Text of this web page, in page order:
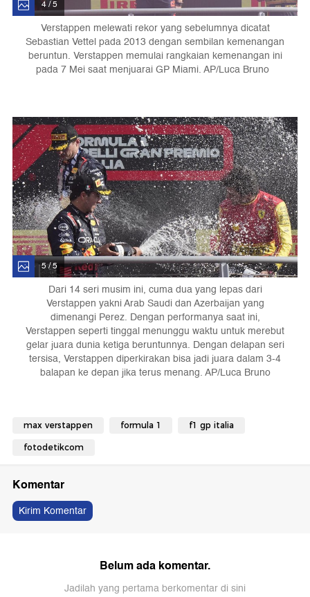
4 / 5
Verstappen melewati rekor yang sebelumnya dicatat
Sebastian Vettel pada 2013 dengan sembilan kemenangan
beruntun. Verstappen memulai rangkaian kemenangan ini
pada 7 Mei saat menjuarai GP Miami. AP/Luca Bruno
5 / 5
Dari 14 seri musim ini, cuma dua yang lepas dari
Verstappen yakni Arab Saudi dan Azerbaijan yang
dimenangi Perez. Dengan performanya saat ini,
Verstappen seperti tinggal menunggu waktu untuk merebut
gelar juara dunia ketiga beruntunnya. Dengan delapan seri
tersisa, Verstappen diperkirakan bisa jadi juara dalam 3-4
balapan ke depan jika terus menang. AP/Luca Bruno
max verstappen formula 1 f1 gp italia
fotodetikcom
Komentar
Kirim Komentar
Belum ada komentar.
Jadilah yang pertama berkomentar di sini